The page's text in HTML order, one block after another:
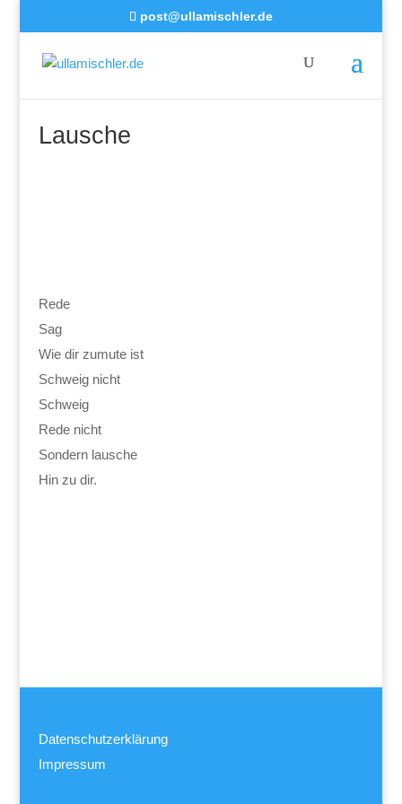
post@ullamischler.de
Lausche
Rede
Sag
Wie dir zumute ist
Schweig nicht
Schweig
Rede nicht
Sondern lausche
Hin zu dir.
Datenschutzerklärung
Impressum